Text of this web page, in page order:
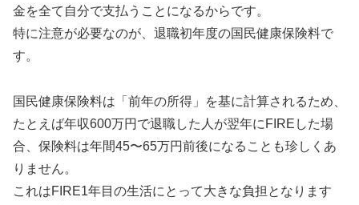
金を全て自分で支払うことになるからです。
特に注意が必要なのが、退職初年度の国民健康保険料で
す。
国民健康保険料は「前年の所得」を基に計算されるため、
たとえば年収600万円で退職した人が翌年にFIREした場
合、保険料は年間45〜65万円前後になることも珍しくあ
りません。
これはFIRE1年目の生活にとって大きな負担となります